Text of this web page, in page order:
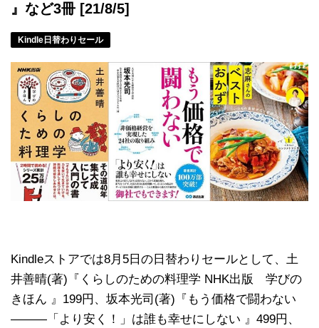
』など3冊 [21/8/5]
Kindle日替わりセール
Kindleストアでは8月5日の日替わりセールとして、土
井善晴(著)『くらしのための料理学 NHK出版 学びの
きほん 』199円、坂本光司(著)『もう価格で闘わない
―――「より安く！」は誰も幸せにしない 』499円、